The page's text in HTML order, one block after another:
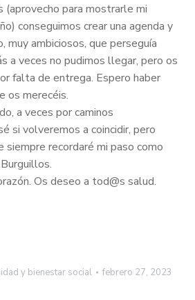
(aprovecho para mostrarle mi
conseguimos crear una agenda y
muy ambiciosos, que perseguía
a veces no pudimos llegar, pero os
falta de entrega. Espero haber
os merecéis.
a veces por caminos
si volveremos a coincidir, pero
siempre recordaré mi paso como
Os deseo a tod@s salud.
y bienestar social febrero 27, 2023